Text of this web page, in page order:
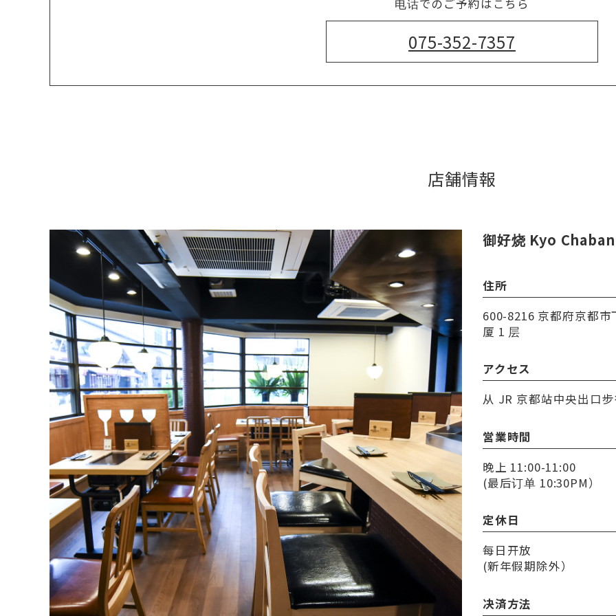
电话でのご予約はこちら
075-352-7357
店舗情報
御好烧 Kyo
住所
600-8216 京都府京都
厦 1 层
アクセス
从 JR 京都站中央出口
営業時間
晚上 11:00-11:00
(最后订单 10:30PM）
定休日
每日开放
(新年假期除外）
决済方法